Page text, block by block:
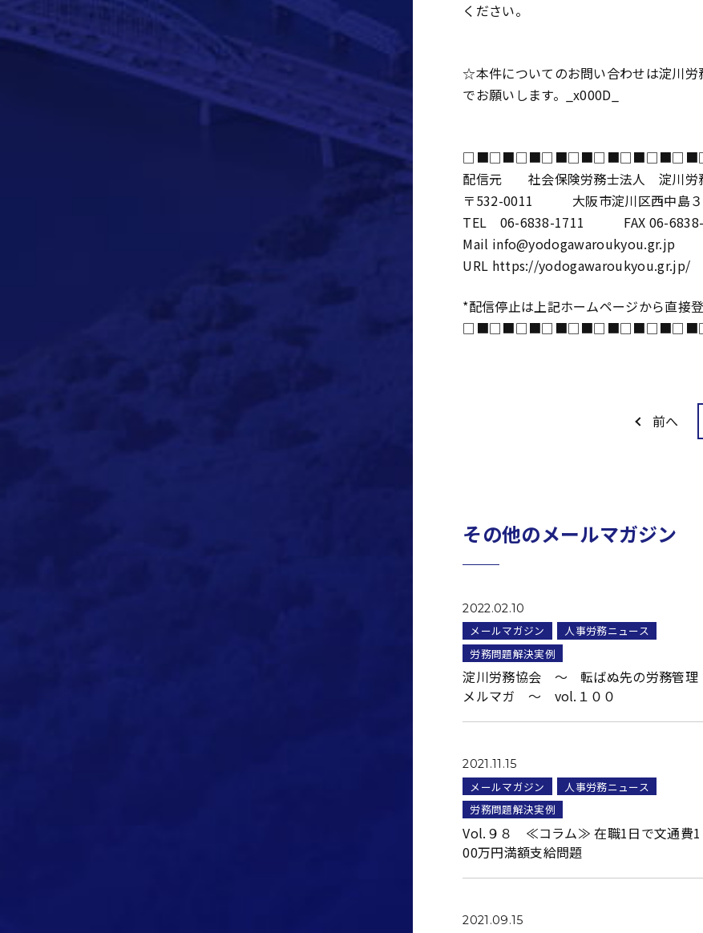
ください。
☆本件についてのお問い合わせは淀川労
でお願いします。_x000D_
配信元 社会保険労務士法人 淀川労
〒532-0011 大阪市淀川区西中島３
TEL 06-6838-1711 FAX 06-6838-
Mail info@yodogawaroukyou.gr.jp
URL https://yodogawaroukyou.gr.jp/
*配信停止は上記ホームページから直接
前へ
その他のメールマガジン
2022.02.10
メールマガジン
人事労務ニュース
労務問題解決実例
淀川労務協会 ～ 転ばぬ先の労務管理
メルマガ ～ vol.１００
2021.11.15
メールマガジン
人事労務ニュース
労務問題解決実例
Vol.９８ ≪コラム≫ 在職1日で文通費1
00万円満額支給問題
2021.09.15